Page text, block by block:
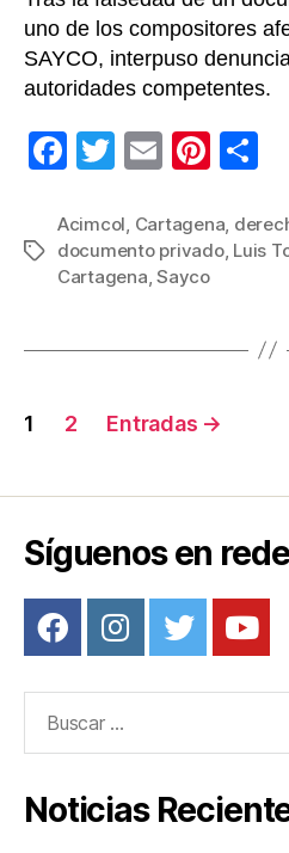
uno de los compositores
SAYCO, interpuso
autoridades competentes.
F
c
e
o
k
T
tt
er
E
ail
Pi
er
e
m
p
tir
Etiquetas
Acimcol, Cartagena,
documento privado, Luis
Cartagena,Sayco
Navegación
entradas
1 2 Entradas →
Síguenos en
Noticias